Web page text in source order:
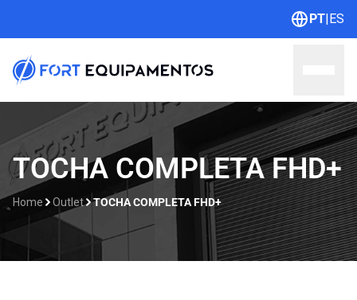
PT|ES
Home
Sobre nós
TOCHA COMPLETA FHD+
Home Outlet TOCHA COMPLETA FHD+